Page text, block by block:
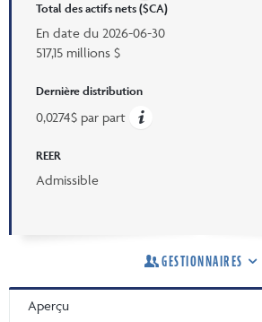
Total des actifs nets ($CA)
En date du 2026-06-30
517,15 millions $
Dernière distribution
0,0274$ par part
REER
Admissible
GESTIONNAIRES
Aperçu